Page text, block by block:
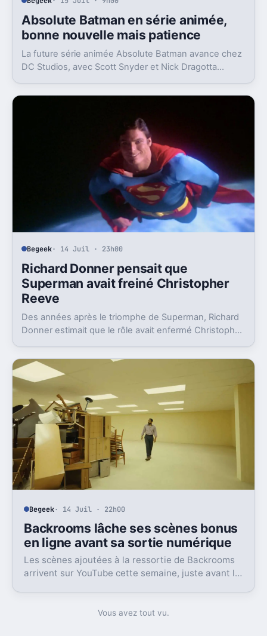
Absolute Batman en série animée,
bonne nouvelle mais patience
La future série animée Absolute Batman avance chez
DC Studios, avec Scott Snyder et Nick Dragotta
demain.
Begeek· 14 Juil · 23h00
Richard Donner pensait que
Superman avait freiné Christopher
Reeve
Des années après le triomphe de Superman, Richard
Donner estimait que le rôle avait enfermé Christopher
sortir.
Begeek· 14 Juil · 22h00
Backrooms lâche ses scènes bonus
en ligne avant sa sortie numérique
Les scènes ajoutées à la ressortie de Backrooms
arrivent sur YouTube cette semaine, juste avant la